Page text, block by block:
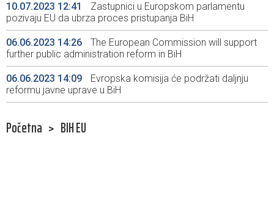
10.07.2023 12:41
Zastupnici u Europskom parlamentu
pozivaju EU da ubrza proces pristupanja BiH
06.06.2023 14:26
The European Commission will support
further public administration reform in BiH
06.06.2023 14:09
Evropska komisija će podržati daljnju
reformu javne uprave u BiH
Početna > BIH EU